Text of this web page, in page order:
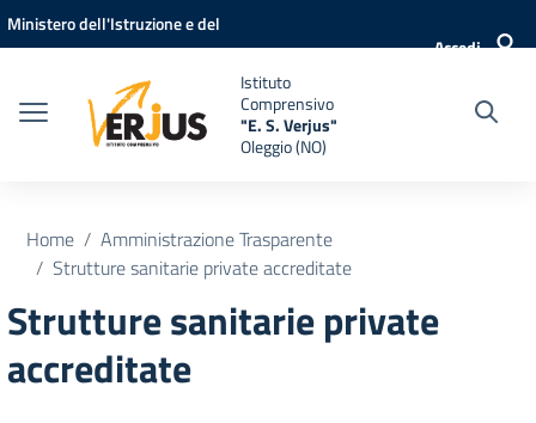
Vai ai contenuti
Vai al menu di navigazione
Vai al footer
Ministero dell'Istruzione e del
Accedi
Istituto
Comprensivo
"E. S. Verjus"
Oleggio (NO)
Home
Amministrazione Trasparente
Strutture sanitarie private accreditate
Strutture sanitarie private
accreditate